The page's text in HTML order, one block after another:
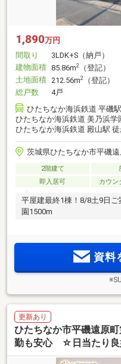
1,890万円
間取り
3LDK+S（納戸）
建物面積 85.86m2
（登記）
土地面積 212.56m2
（登記）
総戸数
4戸
ひたちなか海浜鉄道 平磯
ひたちなか海浜鉄道 美乃浜学
ひたちなか海浜鉄道 殿山駅
茨城県ひたちなか市平磯
2階建て
即入居可
カウン
平屋建最終1棟！8/8土9日
園1500m
資料
更新あり
ひたちなか市平磯遠原
勤も安心 ☆日当たり